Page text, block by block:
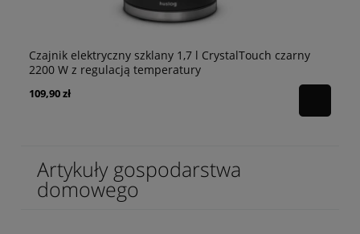
Czajnik elektryczny szklany 1,7 l CrystalTouch czarny
2200 W z regulacją temperatury
109,90 zł
Artykuły gospodarstwa
domowego